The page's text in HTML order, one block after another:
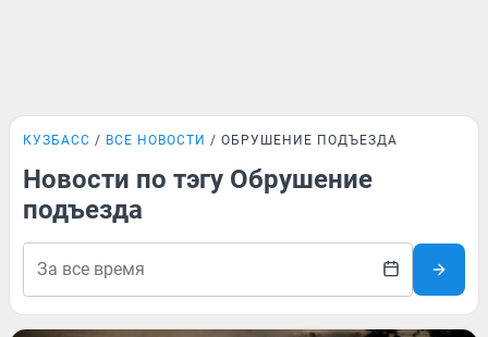
КУЗБАСС ВСЕ НОВОСТИ ОБРУШЕНИЕ ПОДЪЕЗДА
Новости по тэгу Обрушение
подъезда